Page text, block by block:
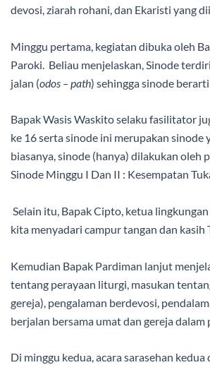
devosi, ziarah rohani, dan Ekaristi yang
Minggu pertama, kegiatan dibuka oleh
Paroki. Beliau menjelaskan, Sinode
jalan (odos – path) sehingga sinode
Bapak Wasis Waskito selaku fasilitator
ke 16 serta sinode ini merupakan sinode
biasanya, sinode (hanya) dilakukan oleh
Sinode Minggu I Dan II : Kesempatan
Selain itu, Bapak Cipto, ketua
kita menyadari campur tangan dan kasih
Kemudian Bapak Pardiman lanjut
tentang perayaan liturgi, masukan
gereja), pengalaman berdevosi,
berjalan bersama umat dan gereja dalam
Di minggu kedua, acara sarasehan